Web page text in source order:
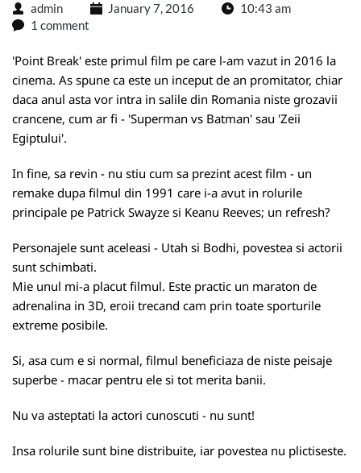
admin January 7, 2016
10:43 am
1 comment
'Point Break' este primul film pe care l-am vazut in 2016 la
cinema. As spune ca este un inceput de an promitator, chiar
daca anul asta vor intra in salile din Romania niste grozavii
crancene, cum ar fi - 'Superman vs Batman' sau 'Zeii
Egiptului'.
In fine, sa revin - nu stiu cum sa prezint acest film - un
remake dupa filmul din 1991 care i-a avut in rolurile
principale pe Patrick Swayze si Keanu Reeves; un refresh?
Personajele sunt aceleasi - Utah si Bodhi, povestea si actorii
sunt schimbati.
Mie unul mi-a placut filmul. Este practic un maraton de
adrenalina in 3D, eroii trecand cam prin toate sporturile
extreme posibile.
Si, asa cum e si normal, filmul beneficiaza de niste peisaje
superbe - macar pentru ele si tot merita banii.
Nu va asteptati la actori cunoscuti - nu sunt!
Insa rolurile sunt bine distribuite, iar povestea nu plictiseste.